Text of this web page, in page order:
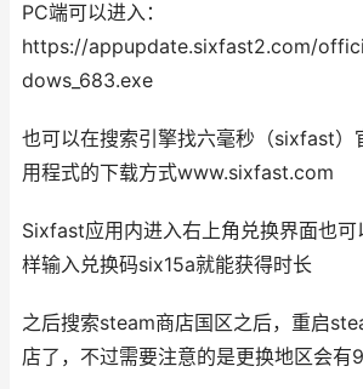
PC端可以进入：
https://appupdate.sixfast2.com/
dows_683.exe
也可以在搜索引擎找六毫秒（sixfast）
用程式的下载方式www.sixfast.com
Sixfast应用内进入右上角兑换界面也可
样输入兑换码six15a就能获得时长
之后搜索steam商店国区之后，重启
店了，不过需要注意的是更换地区会有